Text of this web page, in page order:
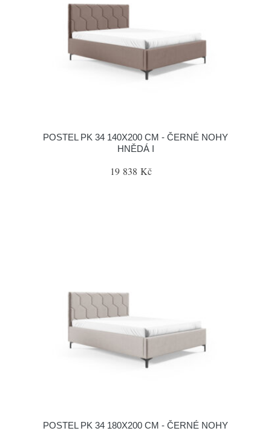
POSTEL PK 34 140X200 CM - ČERNÉ NOHY
HNĚDÁ I
19 838 Kč
POSTEL PK 34 180X200 CM - ČERNÉ NOHY